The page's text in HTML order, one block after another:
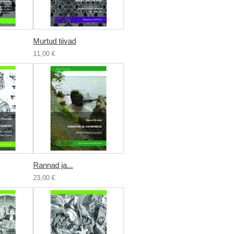
Murtud tiivad
11,00 €
Rannad ja...
23,00 €